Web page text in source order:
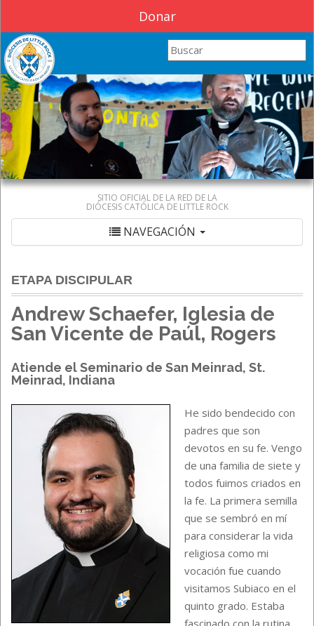
Donar
Search this site
SITIO OFICIAL DE LA RED DE LA
DIÓCESIS CATÓLICA DE LITTLE ROCK
NAVEGACIÓN
ETAPA DISCIPULAR
Andrew Schaefer, Iglesia de
San Vicente de Paúl, Rogers
Atiende el Seminario de San Meinrad, St.
Meinrad, Indiana
He sido bendecido con
padres que son
devotos en su fe. Vengo
de una familia de siete y
todos fuimos criados en
la fe. La primera semilla
que se sembró en mí
para considerar la vida
religiosa como mi
vocación fue cuando
visitamos Subiaco en el
quinto grado. Estaba
fascinado con la rutina